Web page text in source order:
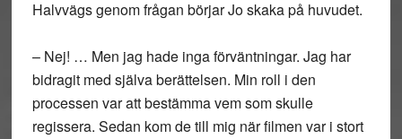
Halvvägs genom frågan börjar Jo skaka på huvudet.
– Nej! … Men jag hade inga förväntningar. Jag har
bidragit med själva berättelsen. Min roll i den
processen var att bestämma vem som skulle
regissera. Sedan kom de till mig när filmen var i stort